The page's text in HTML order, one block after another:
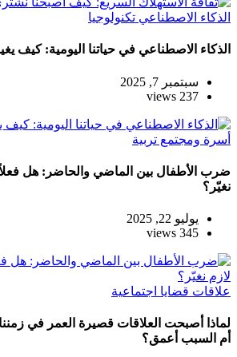
الذكاء الاصطناعي تكنولوجيا
الذكاء الاصطناعي في حياتنا اليومية: كيف
سبتمبر 7, 2025
237 views
أسرة ومجتمع تربية
ضرب الأطفال بين الماضي والحاضر: هل فعلاً
نغيّر؟
يوليو 22, 2025
345 views
علاقات قضايا اجتماعية
لماذا أصبحت العلاقات قصيرة العمر في زمننا
أم السبب أعمق؟